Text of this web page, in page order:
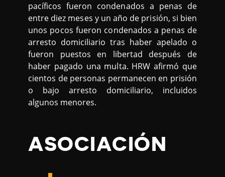
pacíficos fueron condenados a penas de
entre diez meses y un año de prisión, si bien
unos pocos fueron condenados a penas de
arresto domiciliario tras haber apelado o
fueron puestos en libertad después de
haber pagado una multa. HRW afirmó que
cientos de personas permanecen en prisión
o bajo arresto domiciliario, incluidos
algunos menores.
ASOCIACIÓN